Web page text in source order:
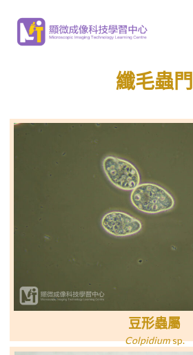
蟲門
纖毛蟲門
豆形蟲屬
Colpidium sp.